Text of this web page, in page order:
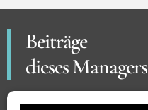
Beiträge
dieses Managers